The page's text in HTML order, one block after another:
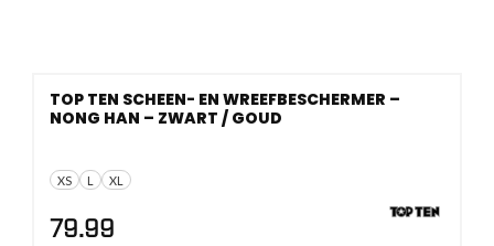
XS L XL
TOP TEN SCHEEN- EN WREEFBESCHERMER –
NONG HAN – ZWART / GOUD
79.99